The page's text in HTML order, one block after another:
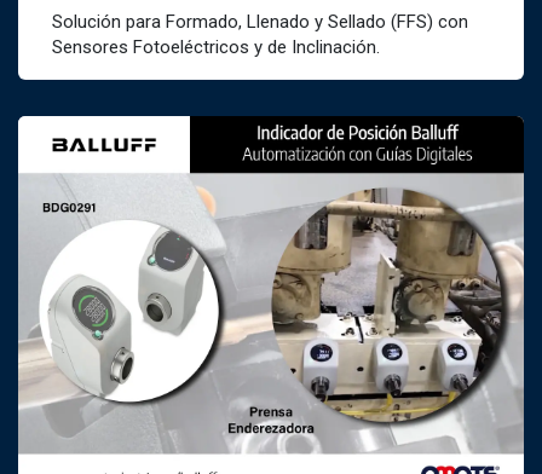
Solución para Formado, Llenado y Sellado (FFS) con
Sensores Fotoeléctricos y de Inclinación.